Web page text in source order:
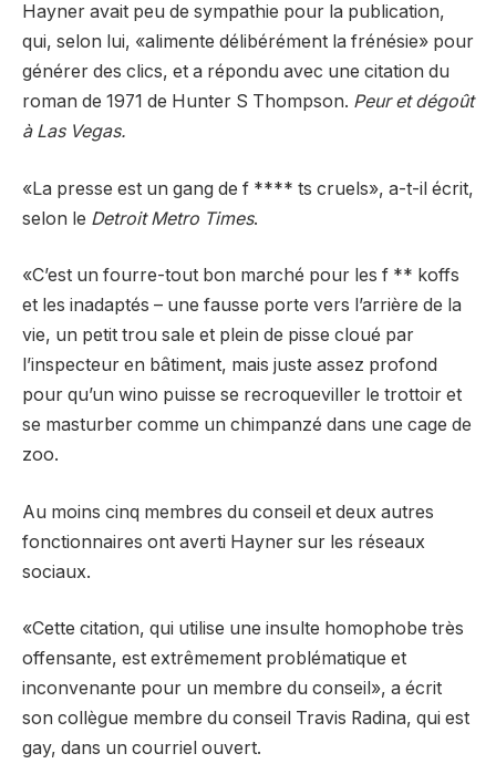
Hayner avait peu de sympathie pour la publication,
qui, selon lui, «alimente délibérément la frénésie» pour
générer des clics, et a répondu avec une citation du
roman de 1971 de Hunter S Thompson. Peur et dégoût
à Las Vegas.
«La presse est un gang de f **** ts cruels», a-t-il écrit,
selon le Detroit Metro Times.
«C’est un fourre-tout bon marché pour les f ** koffs
et les inadaptés – une fausse porte vers l’arrière de la
vie, un petit trou sale et plein de pisse cloué par
l’inspecteur en bâtiment, mais juste assez profond
pour qu’un wino puisse se recroqueviller le trottoir et
se masturber comme un chimpanzé dans une cage de
zoo.
Au moins cinq membres du conseil et deux autres
fonctionnaires ont averti Hayner sur les réseaux
sociaux.
«Cette citation, qui utilise une insulte homophobe très
offensante, est extrêmement problématique et
inconvenante pour un membre du conseil», a écrit
son collègue membre du conseil Travis Radina, qui est
gay, dans un courriel ouvert.